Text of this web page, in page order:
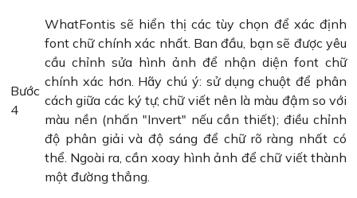
Bước
4
WhatFontis sẽ hiển thị các tùy chọn để xác định
font chữ chính xác nhất. Ban đầu, bạn sẽ được yêu
cầu chỉnh sửa hình ảnh để nhận diện font chữ
chính xác hơn. Hãy chú ý: sử dụng chuột để phân
cách giữa các ký tự; chữ viết nên là màu đậm so với
màu nền (nhấn "Invert" nếu cần thiết); điều chỉnh
độ phân giải và độ sáng để chữ rõ ràng nhất có
thể. Ngoài ra, cần xoay hình ảnh để chữ viết thành
một đường thẳng.